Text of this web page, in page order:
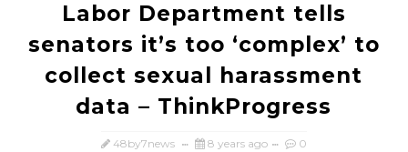
Labor Department tells
senators it’s too ‘complex’ to
collect sexual harassment
data – ThinkProgress
48by7news 8 years ago 0